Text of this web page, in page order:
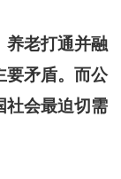
养老打通并融
要矛盾。而公
社会最迫切需